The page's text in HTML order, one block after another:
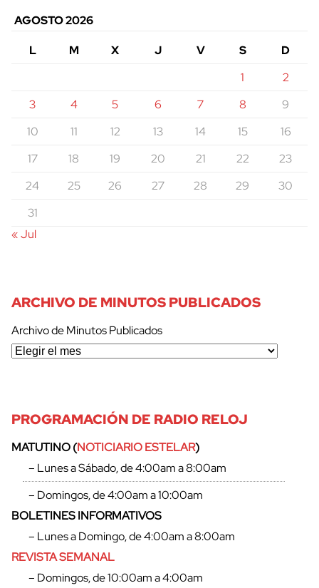
AGOSTO 2026
L
M X J V S
D
1
2
3
4 5 6 7 8
9
10
11 12 13 14 15
16
17
18 19 20 21 22
23
24
25 26 27 28 29
30
31
« Jul
ARCHIVO DE MINUTOS PUBLICADOS
Archivo de Minutos Publicados
PROGRAMACIÓN DE RADIO RELOJ
MATUTINO (NOTICIARIO ESTELAR)
– Lunes a Sábado, de 4:00am a 8:00am
– Domingos, de 4:00am a 10:00am
BOLETINES INFORMATIVOS
– Lunes a Domingo, de 4:00am a 8:00am
REVISTA SEMANAL
– Domingos, de 10:00am a 4:00am